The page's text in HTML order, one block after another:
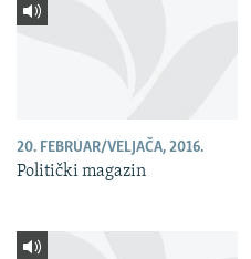
20. FEBRUAR/VELJAČA, 2016.
Politički magazin